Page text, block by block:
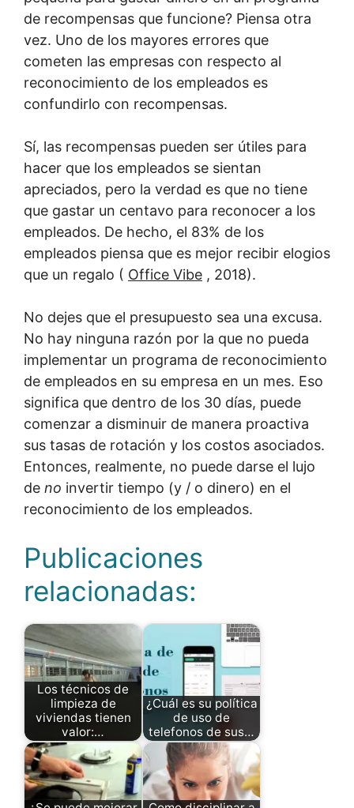
de recompensas que funcione? Piensa otra
vez. Uno de los mayores errores que
cometen las empresas con respecto al
reconocimiento de los empleados es
confundirlo con recompensas.
Sí, las recompensas pueden ser útiles para
hacer que los empleados se sientan
apreciados, pero la verdad es que no tiene
que gastar un centavo para reconocer a los
empleados. De hecho, el 83% de los
empleados piensa que es mejor recibir elogios
que un regalo ( Office Vibe , 2018).
No dejes que el presupuesto sea una excusa.
No hay ninguna razón por la que no pueda
implementar un programa de reconocimiento
de empleados en su empresa en un mes. Eso
significa que dentro de los 30 días, puede
comenzar a disminuir de manera proactiva
sus tasas de rotación y los costos asociados.
Entonces, realmente, no puede darse el lujo
de no invertir tiempo (y / o dinero) en el
reconocimiento de los empleados.
Publicaciones
relacionadas:
Los técnicos de
limpieza de
viviendas tienen
valor:…
¿Cuál es su política
de uso de
telefonos de sus…